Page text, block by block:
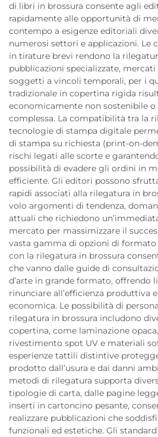
di libri in brossura consente agli
rapidamente alle opportunità di
contempo a esigenze editoriali
numerosi settori e applicazioni. Le
in tirature brevi rendono la
pubblicazioni specializzate,
soggetti a vincoli temporali, per i
tradizionale in copertina rigida
economicamente non sostenibile
complessa. La compatibilità tra la
tecnologie di stampa digitale
di stampa su richiesta (print-on-
rischi legati alle scorte e
possibilità di evadere gli ordini in
efficiente. Gli editori possono
rapidi associati alla rilegatura in
volo argomenti di tendenza,
attuali che richiedono
mercato per massimizzare il
vasta gamma di opzioni di
con la rilegatura in brossura
che vanno dalle guide di
d’arte in grande formato, offrendo
rinunciare all’efficienza produttiva
economica. Le possibilità di
rilegatura in brossura includono
copertina, come laminazione
rivestimento spot UV e materiali
esperienze tattili distintive
prodotto dall’usura e dai danni
metodi di rilegatura supporta
tipologie di carta, dalle pagine
inserti in cartoncino pesante,
realizzare pubblicazioni che
funzionali ed estetiche. Gli